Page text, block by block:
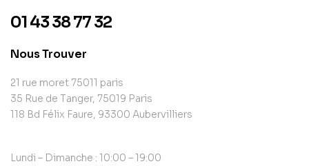
01 43 38 77 32
Nous Trouver
21 rue moret 75011 paris
35 Rue de Tanger, 75019 Paris
118 Bd Félix Faure, 93300 Aubervilliers
Lundi – Dimanche : 10:00 – 19:00